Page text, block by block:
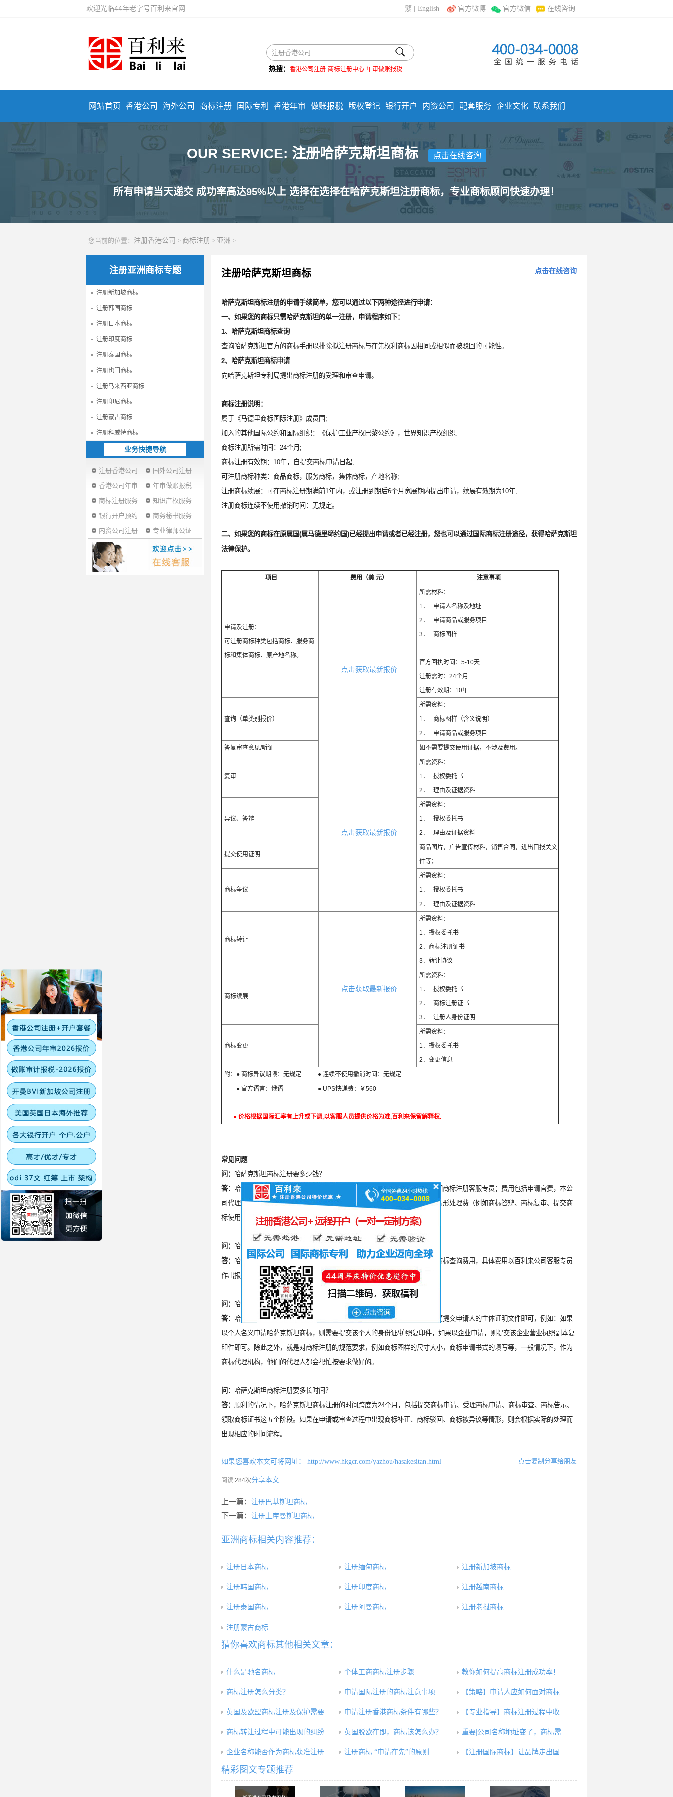
欢迎光临44年老字号百利来官网 繁 |English 官方微博 官方微信 在线咨询
热搜： 香港公司注册 商标注册中心 年审做账报税
网站首页 香港公司 海外公司 商标注册 国际专利 香港年审 做账报税 版权登记 银行开户 内资公司 配套服务 企业文化 联系我们
OUR SERVICE: 注册哈萨克斯坦商标 点击在线咨询
所有申请当天递交 成功率高达95%以上 选择在选择在哈萨克斯坦注册商标，专业商标顾问快速办理！
您当前的位置： 注册香港公司 > 商标注册 > 亚洲 >
注册亚洲商标专题
注册新加坡商标
注册韩国商标
注册日本商标
注册印度商标
注册泰国商标
注册也门商标
注册马来西亚商标
注册印尼商标
注册蒙古商标
注册科威特商标
业务快捷导航
注册香港公司
国外公司注册
香港公司年审
年审做账报税
商标注册服务
知识产权服务
银行开户预约
商务秘书服务
内资公司注册
专业律师公证
注册哈萨克斯坦商标 点击在线咨询
哈萨克斯坦商标注册的申请手续简单，您可以通过以下两种途径进行申请：
一、如果您的商标只需哈萨克斯坦的单一注册，申请程序如下：
1、哈萨克斯坦商标查询
查询哈萨克斯坦官方的商标手册以排除拟注册商标与在先权利商标因相同或相似而被驳回的可能性。
2、哈萨克斯坦商标申请
向哈萨克斯坦专利局提出商标注册的受理和审查申请。
商标注册说明：
属于《马德里商标国际注册》成员国;
加入的其他国际公约和国际组织：《保护工业产权巴黎公约》，世界知识产权组织;
商标注册所需时间：24个月;
商标注册有效期：10年，自提交商标申请日起;
可注册商标种类：商品商标，服务商标，集体商标，产地名称;
注册商标续展：可在商标注册期满前1年内，或注册到期后6个月宽展期内提出申请，续展有效期为10年;
注册商标连续不使用撤销时间：无规定。
二、如果您的商标在原属国(属马德里缔约国)已经提出申请或者已经注册，您也可以通过国际商标注册途径，获得哈萨克斯坦
法律保护。
项目 费用（美 元） 注意事项
申请及注册：
可注册商标种类包括商标、服务商
标和集体商标、原产地名称。
点击获取最新报价
所需材料：
1． 申请人名称及地址
2． 申请商品或服务项目
3． 商标图样
官方回执时间：5-10天
注册需时：24个月
注册有效期：10年
查询（单类别报价）
所需资料：
1． 商标图样（含义说明）
2． 申请商品或服务项目
答复审查意见/听证 如不需要提交使用证据，不涉及费用。
复审
点击获取最新报价
所需资料：
1． 授权委托书
2． 理由及证据资料
异议、答辩
所需资料：
1． 授权委托书
2． 理由及证据资料
提交使用证明
商品图片，广告宣传材料，销售合同，进出口报关文
件等；
商标争议
所需资料：
1． 授权委托书
2． 理由及证据资料
商标转让
点击获取最新报价
所需资料：
1．授权委托书
2．商标注册证书
3．转让协议
商标续展
所需资料：
1． 授权委托书
2． 商标注册证书
3． 注册人身份证明
商标变更
所需资料：
1．授权委托书
2．变更信息
附：● 商标异议期限：无规定 ● 连续不使用撤消时间：无规定
● 官方语言：俄语 ● UPS快递费：￥560
● 价格根据国际汇率有上升或下调,以客服人员提供价格为准,百利来保留解释权.
常见问题
问： 哈萨克斯坦商标注册要多少钱？
答： 哈萨克斯坦商标注册涉及官费及代理费，具体价格请联系百利来公司外国商标注册客服专员；费用包括申请官费，本公
司代理费以及文件往来的邮递费，不包括税项、不包括商标申请出现意外的情形处理费（例如商标答辩、商标复审、提交商
标使用证明等）。
问： 哈萨克斯坦商标查询费是多少？
答： 哈萨克斯坦商标查询是非必须的，如果要作商标查询，则要支付相应的商标查询费用，具体费用以百利来公司客服专员
作出报价为准。
问： 哈萨克斯坦商标注册要什么条件？
答： 哈萨克斯坦商标局对申请人不设过多限制，对于申请人要求方面，只需要提交申请人的主体证明文件即可，例如：如果
以个人名义申请哈萨克斯坦商标，则需要提交该个人的身份证/护照复印件，如果以企业申请，则提交该企业营业执照副本复
印件即可。除此之外，就是对商标注册的规范要求，例如商标图样的尺寸大小，商标申请书式的填写等，一般情况下，作为
商标代理机构，他们的代理人都会帮忙按要求做好的。
问： 哈萨克斯坦商标注册要多长时间？
答： 顺利的情况下，哈萨克斯坦商标注册的时间跨度为24个月，包括提交商标申请、受理商标申请、商标审查、商标告示、
领取商标证书这五个阶段。如果在申请或审查过程中出现商标补正、商标驳回、商标被异议等情形，则会根据实际的处理而
出现相应的时间流程。
如果您喜欢本文可将网址： http://www.hkgcr.com/yazhou/hasakesitan.html 点击复制分享给朋友
阅读:284次分享本文
上一篇： 注册巴基斯坦商标
下一篇： 注册土库曼斯坦商标
亚洲商标相关内容推荐：
注册日本商标 注册缅甸商标 注册新加坡商标
注册韩国商标 注册印度商标 注册越南商标
注册泰国商标 注册阿曼商标 注册老挝商标
注册蒙古商标
猜你喜欢商标其他相关文章：
什么是驰名商标 个体工商商标注册步骤 教你如何提高商标注册成功率！
商标注册怎么分类？ 申请国际注册的商标注意事项 【策略】申请人应如何面对商标
英国及欧盟商标注册及保护需要 申请注册香港商标条件有哪些？ 【专业指导】商标注册过程中收
商标转让过程中可能出现的纠纷 英国脱欧在即，商标该怎么办？ 重要|公司名称地址变了，商标需
企业名称能否作为商标获准注册 注册商标 “申请在先”的原则 【注册国际商标】让品牌走出国
精彩图文专题推荐